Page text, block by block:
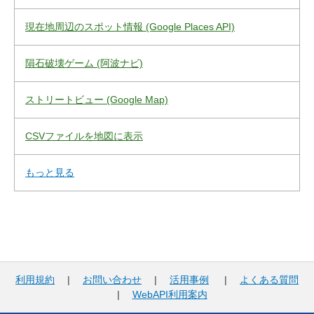
現在地周辺のスポット情報 (Google Places API)
隕石破壊ゲーム (阿波ナビ)
ストリートビュー (Google Map)
CSVファイルを地図に表示
もっと見る
利用規約 | お問い合わせ | 活用事例 |
よくある質問
| WebAPI利用案内